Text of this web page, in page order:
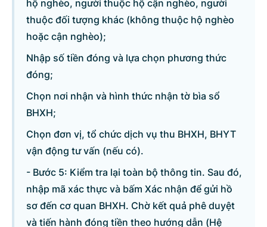
hộ nghèo, người thuộc hộ cận nghèo, người
thuộc đối tượng khác (không thuộc hộ nghèo
hoặc cận nghèo);
Nhập số tiền đóng và lựa chọn phương thức
đóng;
Chọn nơi nhận và hình thức nhận tờ bìa sổ
BHXH;
Chọn đơn vị, tổ chức dịch vụ thu BHXH, BHYT
vận động tư vấn (nếu có).
- Bước 5: Kiểm tra lại toàn bộ thông tin. Sau đó,
nhập mã xác thực và bấm Xác nhận để gửi hồ
sơ đến cơ quan BHXH. Chờ kết quả phê duyệt
và tiến hành đóng tiền theo hướng dẫn (Hệ